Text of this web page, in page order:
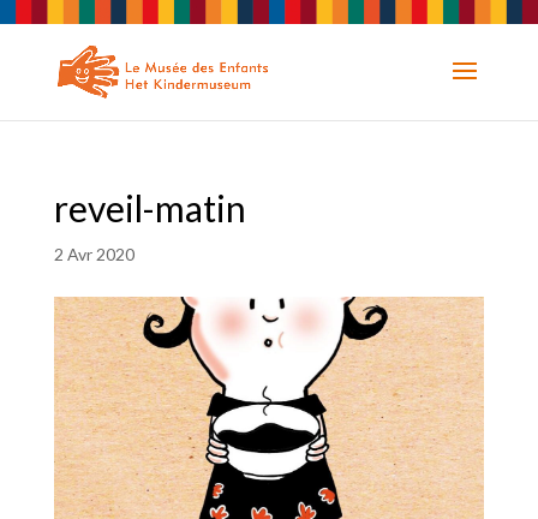
reveil-matin
2 Avr 2020